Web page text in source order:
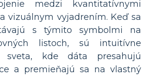
medzi kvantitatívnymi
vizuálnym vyjadrením. Keď sa
s týmito symbolmi na
listoch, sú intuitívne
kde dáta presahujú
a premieňajú sa na vlastný